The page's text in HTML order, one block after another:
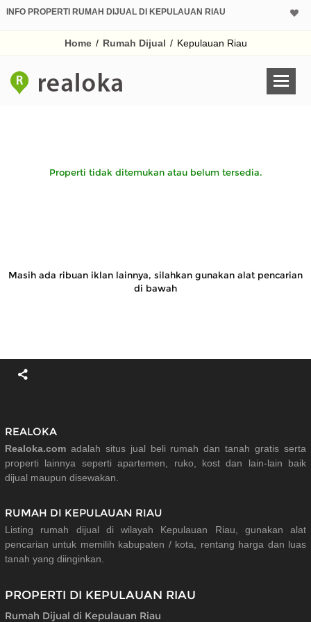
INFO PROPERTI RUMAH DIJUAL DI KEPULAUAN RIAU
Home / Rumah Dijual / Kepulauan Riau
Properti tidak ditemukan atau belum tersedia.
Masih ada ribuan iklan lainnya, silahkan gunakan alat pencarian
di bawah
REALOKA
Realoka.com adalah situs jual beli rumah dan tanah gratis serta
properti lainnya seperti apartemen, ruko, kost dan lain-lain baik
dijual maupun disewakan.
RUMAH DI KEPULAUAN RIAU
Listing rumah dijual di wilayah Kepulauan Riau, gunakan alat
pencarian untuk memilih kabupaten / kota, rentang harga dan luas
tanah yang diinginkan.
PROPERTI DI KEPULAUAN RIAU
Rumah Dijual di Kepulauan Riau